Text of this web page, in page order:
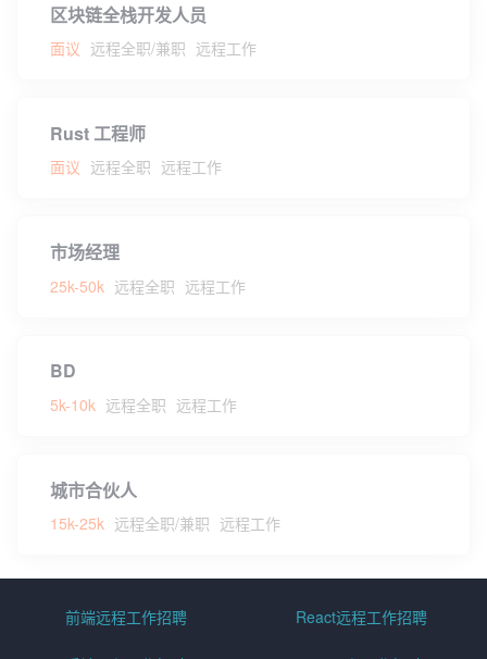
区块链全栈开发人员
面议 远程全职/兼职 远程工作
Rust 工程师
面议 远程全职 远程工作
市场经理
25k-50k 远程全职 远程工作
BD
5k-10k 远程全职 远程工作
城市合伙人
15k-25k 远程全职/兼职 远程工作
前端远程工作招聘 React远程工作招聘